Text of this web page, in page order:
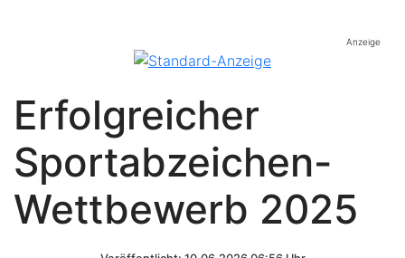
Anzeige
Erfolgreicher
Sportabzeichen-
Wettbewerb 2025